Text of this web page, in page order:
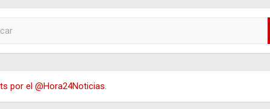
por el @Hora24Noticias.